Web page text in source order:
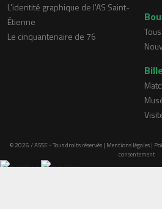
L'identité graphique de l'AS Saint-
Étienne
Le cinquantenaire de 76
© 2026 / ASSE - Tous droits réservés | Mentions légales|
consentement